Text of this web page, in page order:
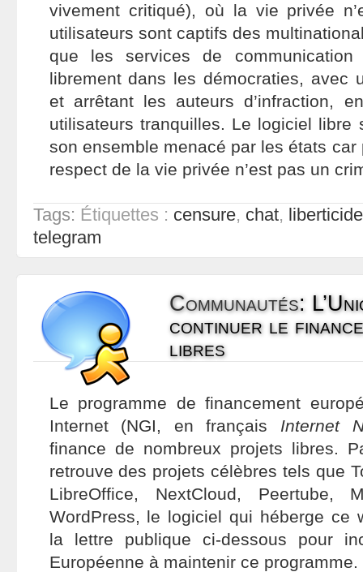
vivement critiqué), où la vie privée
utilisateurs sont captifs des
que les services de
librement dans les démocraties, avec
et arrêtant les auteurs d’infraction,
utilisateurs tranquilles. Le logiciel libre
son ensemble menacé par les états
respect de la vie privée n’est pas un
Tags: Étiquettes : censure, chat, liberticide
telegram
Communautés:
continuer le
libres
Le programme de financement
Internet (NGI, en français Internet
finance de nombreux projets libres.
retrouve des projets célèbres tels que
LibreOffice, NextCloud, Peertube,
WordPress, le logiciel qui héberge ce
la lettre publique ci-dessous pour
Européenne à maintenir ce programme.